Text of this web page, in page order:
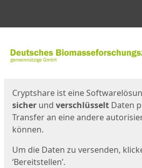
Cryptshare ist eine
sicher und verschlüsselt Daten
Transfer an eine andere
können.
Um die Daten zu versenden,
‘Bereitstellen’.